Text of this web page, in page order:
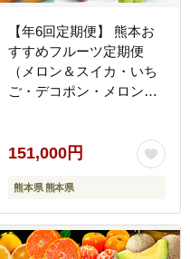
【年6回定期便】 熊本お
すすめフルーツ定期便
（メロン＆スイカ・いち
ご・デコポン・メロン・
12月上旬発送開始】 メロ
ン スイカ いちご デコポ
ン マンゴー 巨峰 シャイ
ンマスカット フルーツ 果
物 くだもの 定期便 年6回
熊本県 熊本県産
151,000円
熊本県 熊本県